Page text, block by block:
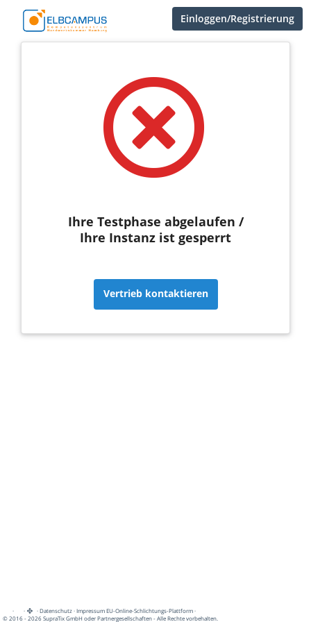
Einloggen/Registrierung
Ihre Testphase abgelaufen /
Ihre Instanz ist gesperrt
Vertrieb kontaktieren
· · ·Datenschutz·Impressum EU-Online-Schlichtungs-Plattform·
© 2016 - 2026 SupraTix GmbH oder Partnergesellschaften - Alle Rechte vorbehalten.